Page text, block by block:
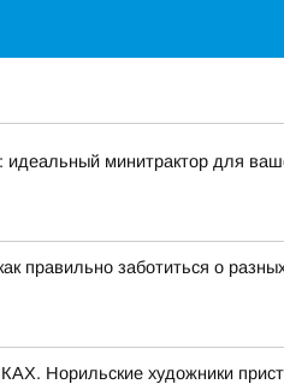
минитрактор для
правильно заботиться о
Норильские художники